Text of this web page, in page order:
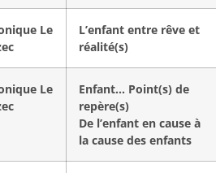
Le
L’enfant entre rêve et
réalité(s)
Le
Enfant… Point(s) de
repère(s)
De l’enfant en cause à
la cause des enfants